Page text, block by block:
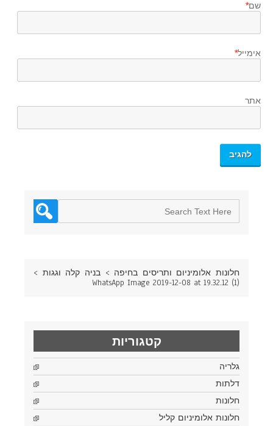
שם*
אימייל*
אתר
חלונות אלומיניום ותריסים בחיפה >בניה קלה וגגות >
WhatsApp Image 2019-12-08 at 19.32.12 (1)
קטגוריות
גלריה
דלתות
חלונות
חלונות אלומיניום קליל